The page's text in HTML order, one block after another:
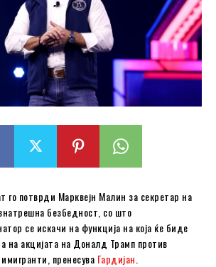
го потврди Марквејн Малин за секретар на
безбедност, со што
се искачи на функција на која ќе биде
на акцијата на Доналд Трамп против
пренесува Гардијан